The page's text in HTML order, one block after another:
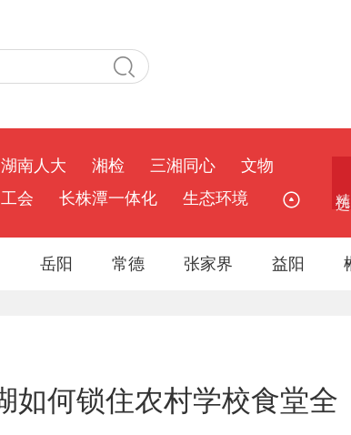
湖南人大 湘检 三湘同心
文物
工会
长株潭一体化 生态环境
岳阳 常德 张家界 益阳
如何锁住农村学校食堂全